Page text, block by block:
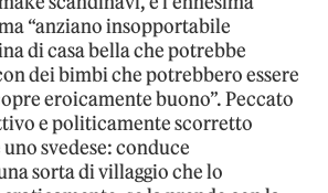
“anziano insopportabile
di casa bella che potrebbe
dei bimbi che potrebbero essere
eroicamente buono”. Peccato
e politicamente scorretto
svedese: conduce
sorta di villaggio che lo